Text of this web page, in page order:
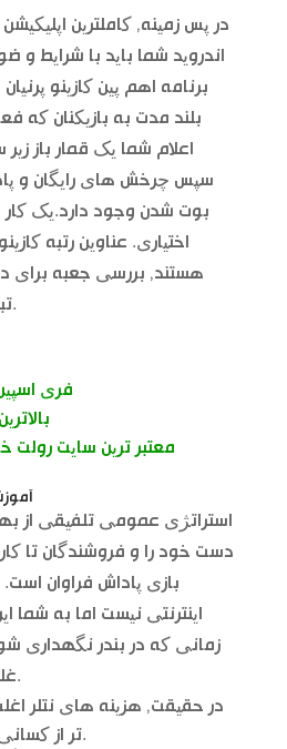
در پس زمینه, کاملترین
اندروید شما باید با شرایط و
برنامه اهم پین کازینو
بلند مدت به بازیکنان که
اعلام شما یک قمار باز
سپس چرخش های رایگان و
بوت شدن وجود دارد.یک
اختیاری. عناوین رتبه
هستند, بررسی جعبه برای
تبلیغات و معاملات دیگر.
فری
معتبر ترین سایت رولت
استراتژی عمومی تلفیقی از
دست خود را و فروشندگان تا
بازی پاداش فراوان
اینترنتی نیست اما به شما
زمانی که در بندر نگهداری
غلتک بالا و اسلات پاداش.
در حقیقت, هزینه های نتلر
تر از کسانی که با اکوکارد فکر.